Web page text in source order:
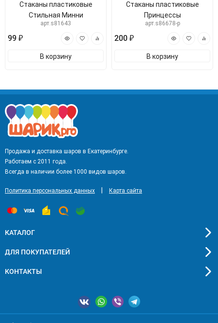
Стаканы пластиковые
Стильная Минни
арт.s81643
99 ₽
В корзину
Стаканы пластиковые
Принцессы
арт.s86678-p
200 ₽
В корзину
Продажа и доставка шаров в Екатеринбурге.
Работаем с 2011 года.
Всегда в наличии более 1000 видов шаров.
Политика персональных данных Карта сайта
КАТАЛОГ
ДЛЯ ПОКУПАТЕЛЕЙ
КОНТАКТЫ